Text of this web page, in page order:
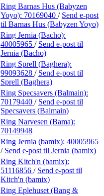
Ring Barnas Hus (Babyzen
Yoyo): 70169040 / Send e-post
til Barnas Hus (Babyzen Yoyo)
Ring Jernia (Bacho):
40005965 / Send e-post til
Jernia (Bacho)
Ring Sprell (Baghera):
99093628 / Send e-post til
Sprell (Baghera)
Ring Specsavers (Balmain):
70179440 / Send e-post til
Specsavers (Balmain)
Ring Narvesen (Bama):
70149948
Ring Jernia (bamix): 40005965
/ Send e-post til Jernia (bamix)
Ring Kitch'n (bamix):
51116856 / Send e-post til
Kitch'n (bamix)
Ring Eplehuset (Bang &